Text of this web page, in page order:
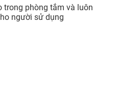
trong phòng tắm và luôn
người sử dụng